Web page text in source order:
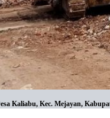
Kaliabu, Kec. Mejayan,